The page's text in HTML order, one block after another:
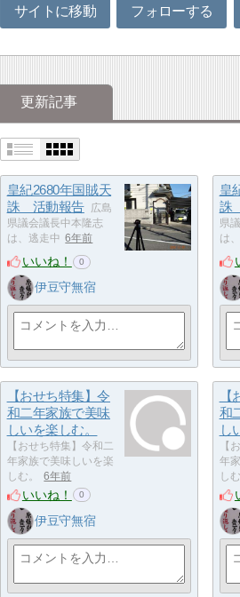
サイトに移動 フォローする
更新記事
皇紀2680年国賊天
誅 活動報告
広島
県議会議長中本隆志
は、逃走中 6年前
いいね！ 0
伊豆守無宿
皇
誅
県
は
【おせち特集】令
和二年家族で美味
しいを楽しむ。
【おせち特集】令和二
年家族で美味しいを楽
しむ。
6年前
いいね！ 0
伊豆守無宿
和
し
【
年
し